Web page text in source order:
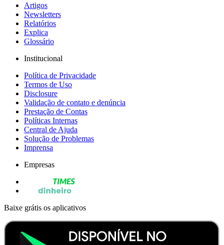
Artigos
Newsletters
Relatórios
Explica
Glossário
Institucional
Política de Privacidade
Termos de Uso
Disclosure
Validação de contato e denúncia
Prestação de Contas
Políticas Internas
Central de Ajuda
Solução de Problemas
Imprensa
Empresas
Baixe grátis os aplicativos